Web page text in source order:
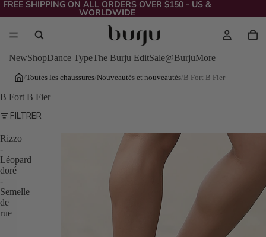
FREE SHIPPING ON ALL ORDERS OVER $150 - US &
WORLDWIDE
NewShopDance TypeThe Burju EditSale@BurjuMore
/Toutes les chaussures/Nouveautés et nouveautés/B Fort B Fier
B Fort B Fier
FILTRER
Rizzo
-
Léopard
doré
-
Semelle
de
rue